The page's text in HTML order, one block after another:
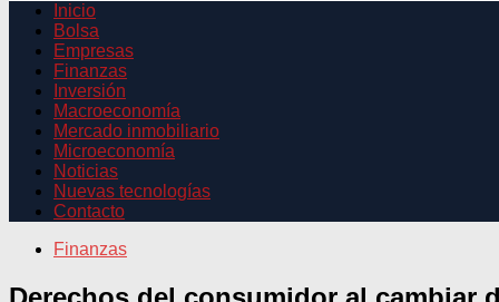
Inicio
Bolsa
Empresas
Finanzas
Inversión
Macroeconomía
Mercado inmobiliario
Microeconomía
Noticias
Nuevas tecnologías
Contacto
Finanzas